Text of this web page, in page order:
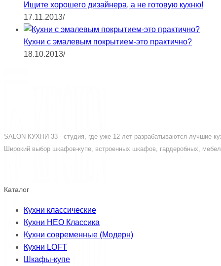
Ищите хорошего дизайнера, а не готовую кухню!
17.11.2013/
Кухни с эмалевым покрытием-это практично?
18.10.2013/
SALON КУХНИ 33 - студия, где уже 12 лет разрабатываются лучшие
Широкий выбор шкафов-купе, встроенных шкафов, гардеробных,
Каталог
Кухни классические
Кухни НЕО Классика
Кухни современные (Модерн)
Кухни LOFT
Шкафы-купе